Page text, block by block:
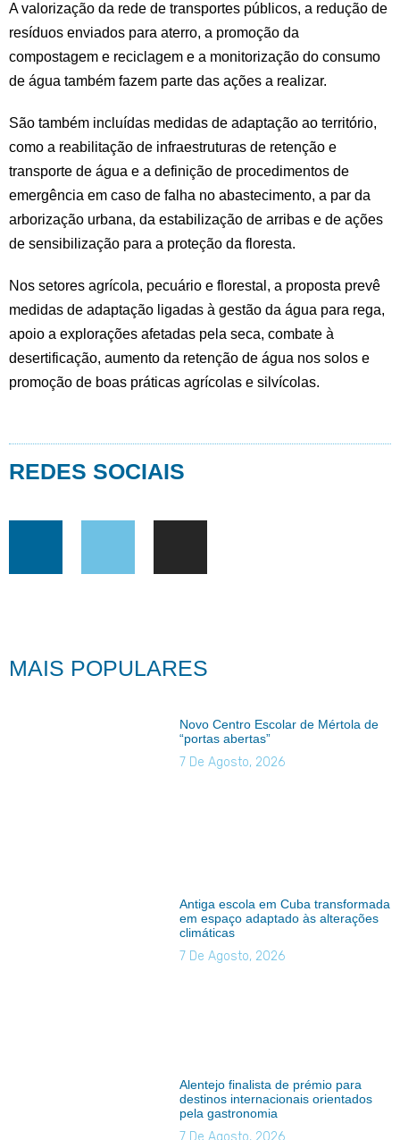
A valorização da rede de transportes públicos, a redução de
resíduos enviados para aterro, a promoção da
compostagem e reciclagem e a monitorização do consumo
de água também fazem parte das ações a realizar.
São também incluídas medidas de adaptação ao território,
como a reabilitação de infraestruturas de retenção e
transporte de água e a definição de procedimentos de
emergência em caso de falha no abastecimento, a par da
arborização urbana, da estabilização de arribas e de ações
de sensibilização para a proteção da floresta.
Nos setores agrícola, pecuário e florestal, a proposta prevê
medidas de adaptação ligadas à gestão da água para rega,
apoio a explorações afetadas pela seca, combate à
desertificação, aumento da retenção de água nos solos e
promoção de boas práticas agrícolas e silvícolas.
REDES SOCIAIS
MAIS POPULARES
Novo Centro Escolar de Mértola de
“portas abertas”
7 De Agosto, 2026
Antiga escola em Cuba transformada
em espaço adaptado às alterações
climáticas
7 De Agosto, 2026
Alentejo finalista de prémio para
destinos internacionais orientados
pela gastronomia
7 De Agosto, 2026